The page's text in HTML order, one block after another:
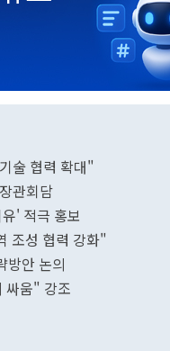
술 협력 확대"
관회담
' 적극 홍보
조성 협력 강화"
방안 논의
싸움" 강조